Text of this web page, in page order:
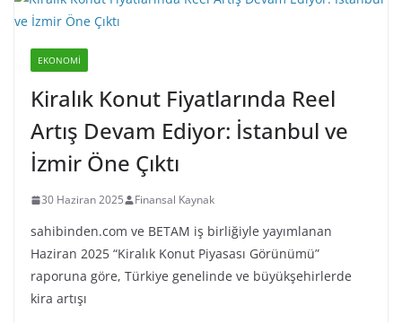
EKONOMI
Kiralık Konut Fiyatlarında Reel
Artış Devam Ediyor: İstanbul ve
İzmir Öne Çıktı
30 Haziran 2025 Finansal Kaynak
sahibinden.com ve BETAM iş birliğiyle yayımlanan
Haziran 2025 “Kiralık Konut Piyasası Görünümü”
raporuna göre, Türkiye genelinde ve büyükşehirlerde
kira artışı